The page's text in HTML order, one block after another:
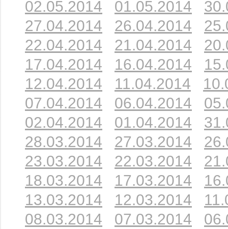
02.05.2014
01.05.2014
27.04.2014
26.04.2014
22.04.2014
21.04.2014
17.04.2014
16.04.2014
12.04.2014
11.04.2014
07.04.2014
06.04.2014
02.04.2014
01.04.2014
28.03.2014
27.03.2014
23.03.2014
22.03.2014
18.03.2014
17.03.2014
13.03.2014
12.03.2014
08.03.2014
07.03.2014